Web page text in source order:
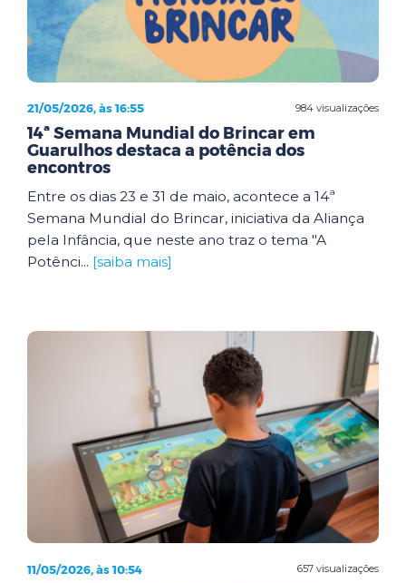
984 visualizações
21/05/2026, às 16:55
14ª Semana Mundial do Brincar em
Guarulhos destaca a potência dos
encontros
Entre os dias 23 e 31 de maio, acontece a 14ª
Semana Mundial do Brincar, iniciativa da Aliança
pela Infância, que neste ano traz o tema "A
Potênci... [saiba mais]
657 visualizações
11/05/2026, às 10:54